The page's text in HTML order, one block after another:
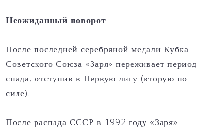
Неожиданный поворот
После последней серебряной медали Кубка
Советского Союза «Заря» переживает период
спада, отступив в Первую лигу (вторую по
силе).
После распада СССР в 1992 году «Заря»